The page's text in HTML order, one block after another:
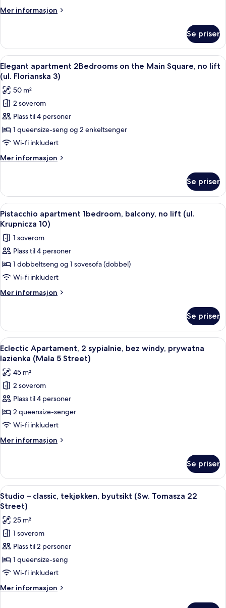
(ul.
Mer informasjon
Mer
Studio,
dla
niepalacych,
aneks
kuchenny
(ul.
Studencka
25)
Se priser
Åpne
alle
bildene
av
Elegant
apartment
2Bedrooms
on
the
Main
no
lift
(ul.
Florianska
3)
Elegant apartment 2Bedrooms on
18
Elegant apartment 2Bedrooms on the Main Square, no lift
(ul. Florianska 3)
50 m²
2 soverom
Plass til 4 personer
1 queensize-seng og 2 enkeltsenger
Wi-fi inkludert
Mer informasjon
Mer
apartment
2Bedrooms
on
the
Main
Square,
no
(ul.
Florianska
Se priser
Åpne
alle
bildene
av
Pistacchio
apartment
1bedroom,
balcony,
(ul.
Krupnicza
10)
Pistacchio apartment 1bedroom,
21
Pistacchio apartment 1bedroom, balcony, no lift (ul.
Krupnicza 10)
1 soverom
Plass til 4 personer
1 dobbeltseng og 1 sovesofa (dobbel)
Wi-fi inkludert
Mer informasjon
Mer
apartment
1bedroom,
balcony,
no
(ul.
Krupnicza
10)
Se priser
Åpne
alle
bildene
av
Eclectic
Apartament,
2
sypialnie,
bez
windy,
lazienka
(Mala
5
Street)
Eclectic Apartament, 2 sypialnie,
25
Eclectic Apartament, 2 sypialnie, bez windy, prywatna
lazienka (Mala 5 Street)
45 m²
2 soverom
Plass til 4 personer
2 queensize-senger
Wi-fi inkludert
Mer informasjon
Mer
Apartament,
sypialnie,
bez
prywatna
lazienka
(Mala
5
Street)
Se priser
Åpne
alle
bildene
av
Studio
–
classic,
tekjøkken,
byutsikt
(Sw.
Studio – classic, tekjøkken, byutsikt
21
Studio – classic, tekjøkken, byutsikt (Sw. Tomasza 22
Street)
25 m²
1 soverom
Plass til 2 personer
1 queensize-seng
Wi-fi inkludert
Mer informasjon
Mer